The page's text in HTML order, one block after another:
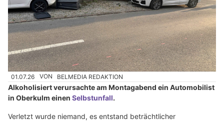
01.07.26 VON BELMEDIA REDAKTION
Alkoholisiert verursachte am Montagabend ein Automobilist
in Oberkulm einen Selbstunfall.
Verletzt wurde niemand, es entstand beträchtlicher